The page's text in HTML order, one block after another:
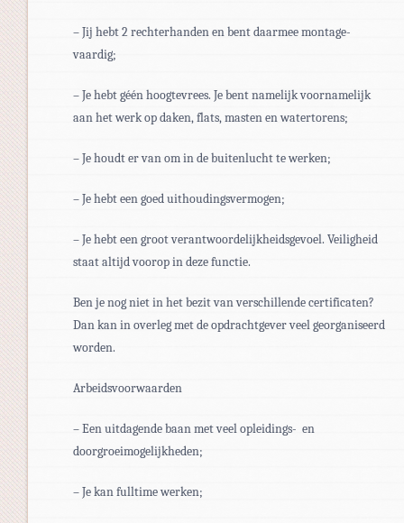
– Jij hebt 2 rechterhanden en bent daarmee montage-
vaardig;
– Je hebt géén hoogtevrees. Je bent namelijk voornamelijk
aan het werk op daken, flats, masten en watertorens;
– Je houdt er van om in de buitenlucht te werken;
– Je hebt een goed uithoudingsvermogen;
– Je hebt een groot verantwoordelijkheidsgevoel. Veiligheid
staat altijd voorop in deze functie.
Ben je nog niet in het bezit van verschillende certificaten?
Dan kan in overleg met de opdrachtgever veel georganiseerd
worden.
Arbeidsvoorwaarden
– Een uitdagende baan met veel opleidings- en
doorgroeimogelijkheden;
– Je kan fulltime werken;